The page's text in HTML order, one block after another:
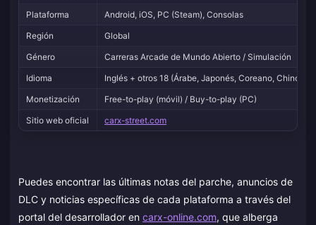
Plataforma
Android, iOS, PC (Steam), Consolas
Región
Global
Género
Carreras Arcade de Mundo Abierto / Simulación
Idioma
Inglés + otros 18 (Árabe, Japonés, Coreano, Chino
Monetización
Free-to-play (móvil) / Buy-to-play (PC)
Sitio web oficial
carx-street.com
Puedes encontrar las últimas notas del parche, anuncios de
DLC y noticias específicas de cada plataforma a través del
portal del desarrollador en carx-online.com, que alberga